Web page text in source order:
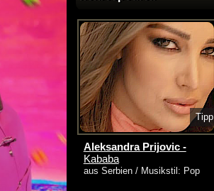
Tipp
Aleksandra Prijovic -
Kababa
aus Serbien / Musikstil: Pop